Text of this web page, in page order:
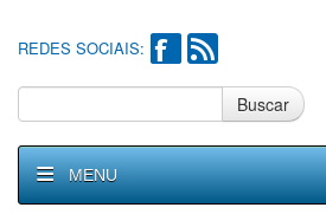
REDES SOCIAIS:
Buscar
MENU